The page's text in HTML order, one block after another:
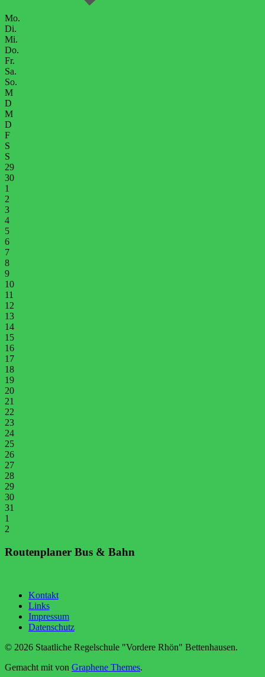
Mo.
Di.
Mi.
Do.
Fr.
Sa.
So.
M
D
M
D
F
S
S
29
30
1
2
3
4
5
6
7
8
9
10
11
12
13
14
15
16
17
18
19
20
21
22
23
24
25
26
27
28
29
30
31
1
2
Routenplaner Bus & Bahn
Kontakt
Links
Impressum
Datenschutz
© 2026 Staatliche Regelschule "Vordere Rhön" Bettenhausen.
Gemacht mit von Graphene Themes.